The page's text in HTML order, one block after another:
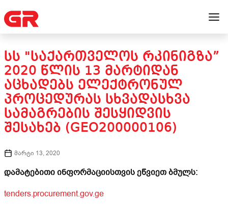
ᲡᲡ "ᲡᲐᲥᲐᲠᲗᲕᲔᲚᲝᲡ ᲠᲙᲘᲜᲘᲒᲖᲐ”
2020 ᲬᲚᲘᲡ 13 ᲛᲐᲠᲢᲘᲓᲐᲜ
ᲐᲪᲮᲐᲓᲔᲑᲡ ᲔᲚᲔᲥᲢᲠᲝᲜᲣᲚ
ᲞᲠᲝᲪᲔᲓᲣᲠᲐᲡ ᲡᲮᲕᲐᲓᲐᲡᲮᲕᲐ
ᲡᲐᲛᲐᲒᲠᲔᲑᲘᲡ ᲨᲔᲡᲧᲘᲓᲕᲘᲡ
ᲨᲔᲡᲐᲮᲔᲑ (GEO200000106)
მარტი 13, 2020
დამატებითი ინფორმაციისთვის ეწვიეთ ბმულს:
tenders.procurement.gov.ge